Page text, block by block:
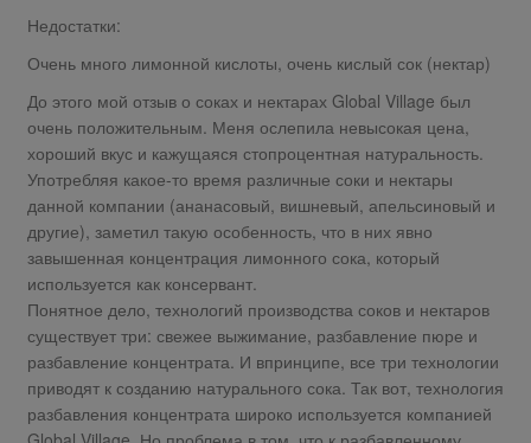
Недостатки:
Очень много лимонной кислоты, очень кислый сок (нектар)
До этого мой отзыв о соках и нектарах Global Village был
очень положительным. Меня ослепила невысокая цена,
хороший вкус и кажущаяся стопроцентная натуральность.
Употребляя какое-то время различные соки и нектары
данной компании (ананасовый, вишневый, апельсиновый и
другие), заметил такую особенность, что в них явно
завышенная концентрация лимонного сока, который
используется как консервант.
Понятное дело, технологий производства соков и нектаров
существует три: свежее выжимание, разбавление пюре и
разбавление концентрата. И впринципе, все три технологии
приводят к созданию натурального сока. Так вот, технология
разбавления концентрата широко используется компанией